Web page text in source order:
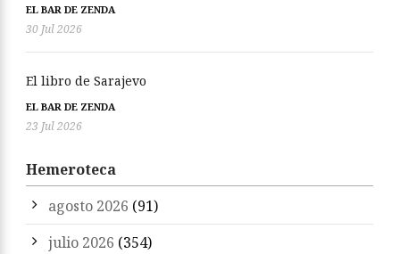
EL BAR DE ZENDA
30 Jul 2026
El libro de Sarajevo
EL BAR DE ZENDA
23 Jul 2026
Hemeroteca
agosto 2026 (91)
julio 2026 (354)